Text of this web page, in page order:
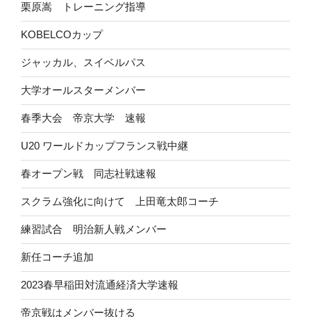
栗原嵩 トレーニング指導
KOBELCOカップ
ジャッカル、スイベルパス
大学オールスターメンバー
春季大会 帝京大学 速報
U20 ワールドカップフランス戦中継
春オープン戦 同志社戦速報
スクラム強化に向けて 上田竜太郎コーチ
練習試合 明治新人戦メンバー
新任コーチ追加
2023春早稲田対流通経済大学速報
帝京戦はメンバー抜ける